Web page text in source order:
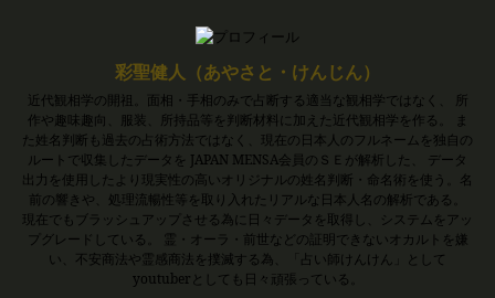
彩聖健人（あやさと・けんじん）
近代観相学の開祖。面相・手相のみで占断する適当な観相学ではなく、 所
作や趣味趣向、服装、所持品等を判断材料に加えた近代観相学を作る。 ま
た姓名判断も過去の占術方法ではなく、現在の日本人のフルネームを独自の
ルートで収集したデータを JAPAN MENSA会員のＳＥが解析した、 データ
出力を使用したより現実性の高いオリジナルの姓名判断・命名術を使う。名
前の響きや、処理流暢性等を取り入れたリアルな日本人名の解析である。
現在でもブラッシュアップさせる為に日々データを取得し、システムをアッ
プグレードしている。 霊・オーラ・前世などの証明できないオカルトを嫌
い、不安商法や霊感商法を撲滅する為、「占い師けんけん」として
youtuberとしても日々頑張っている。